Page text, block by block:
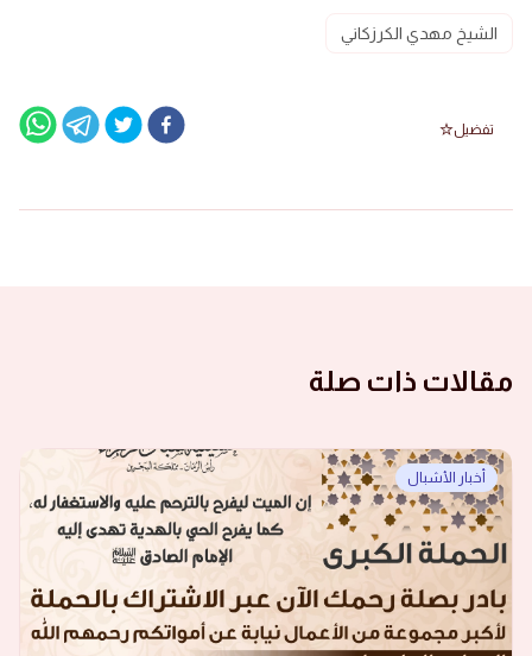
الشيخ مهدي الكرزكاني
تفضيل
مقالات ذات صلة
أخبار الأشبال